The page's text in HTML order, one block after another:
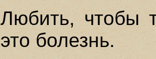
Любить, чтобы
это болезнь.